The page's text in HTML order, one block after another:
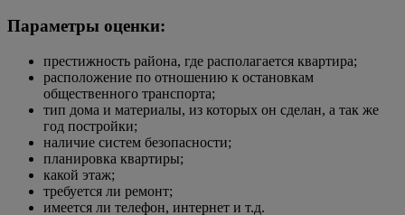
Параметры оценки:
престижность района, где располагается квартира;
расположение по отношению к остановкам
общественного транспорта;
тип дома и материалы, из которых он сделан, а так же
год постройки;
наличие систем безопасности;
планировка квартиры;
какой этаж;
требуется ли ремонт;
имеется ли телефон, интернет и т.д.